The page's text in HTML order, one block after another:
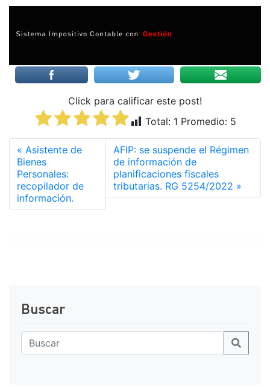
Click para calificar este post!
Total: 1 Promedio: 5
Asistente de
Bienes
Personales:
recopilador de
información.
AFIP: se suspende el Régimen
de información de
planificaciones fiscales
tributarias. RG 5254/2022
Buscar